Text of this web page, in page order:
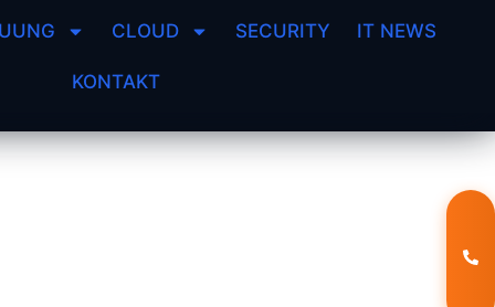
CLOUD SECURITY IT NEWS
KONTAKT